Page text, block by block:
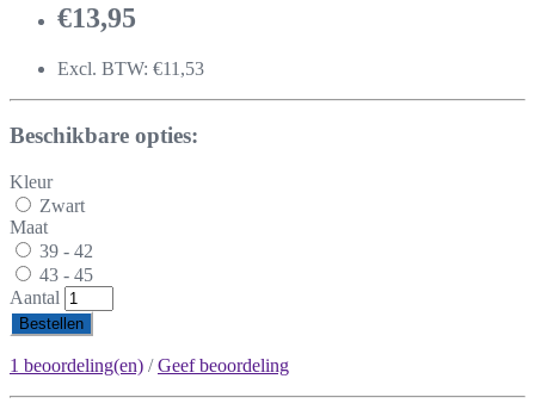
€13,95
Excl. BTW: €11,53
Beschikbare opties:
Kleur
Zwart
Maat
39 - 42
43 - 45
Aantal
Bestellen
1 beoordeling(en) /Geef beoordeling